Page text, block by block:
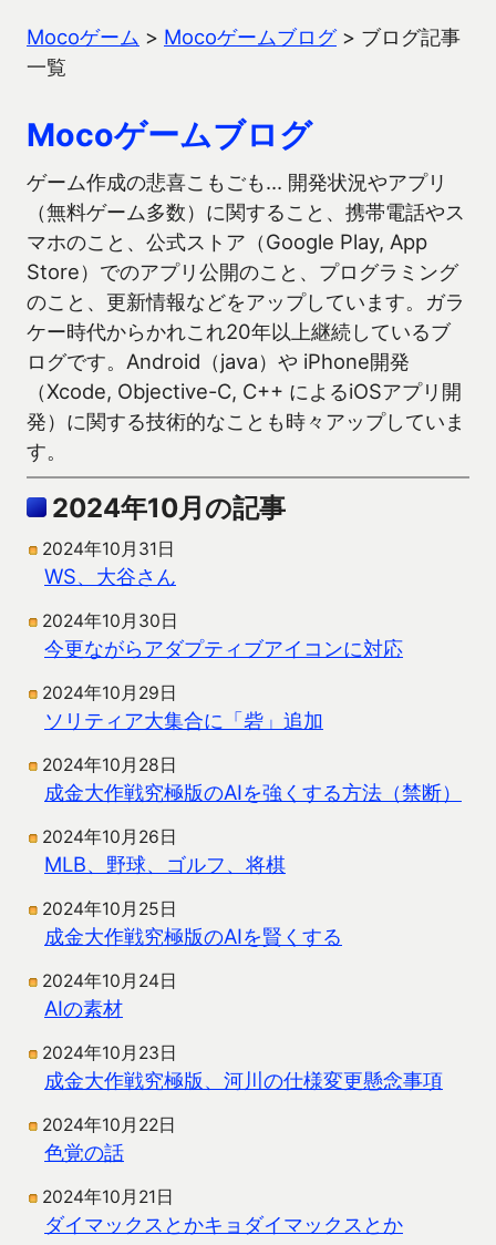
Mocoゲーム > Mocoゲームブログ> ブログ記事
一覧
Mocoゲームブログ
ゲーム作成の悲喜こもごも… 開発状況やアプリ
（無料ゲーム多数）に関すること、携帯電話やス
マホのこと、公式ストア（Google Play, App
Store）でのアプリ公開のこと、プログラミング
のこと、更新情報などをアップしています。ガラ
ケー時代からかれこれ20年以上継続しているブ
ログです。Android（java）や iPhone開発
（Xcode, Objective-C, C++ によるiOSアプリ開
発）に関する技術的なことも時々アップしていま
す。
2024年10月の記事
2024年10月31日
WS、大谷さん
2024年10月30日
今更ながらアダプティブアイコンに対応
2024年10月29日
ソリティア大集合に「砦」追加
2024年10月28日
成金大作戦究極版のAIを強くする方法（禁断）
2024年10月26日
MLB、野球、ゴルフ、将棋
2024年10月25日
成金大作戦究極版のAIを賢くする
2024年10月24日
AIの素材
2024年10月23日
成金大作戦究極版、河川の仕様変更懸念事項
2024年10月22日
色覚の話
2024年10月21日
ダイマックスとかキョダイマックスとか